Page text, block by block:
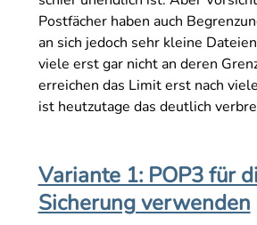
Postfächer haben auch
an sich jedoch sehr kleine
viele erst gar nicht an deren
erreichen das Limit erst nach
ist heutzutage das deutlich
Variante 1: POP3 für
Sicherung verwenden